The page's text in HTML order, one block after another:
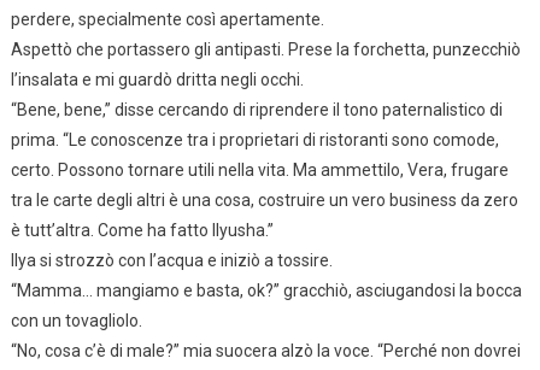
perdere, specialmente così apertamente.
Aspettò che portassero gli antipasti. Prese la forchetta, punzecchiò
l’insalata e mi guardò dritta negli occhi.
“Bene, bene,” disse cercando di riprendere il tono paternalistico di
prima. “Le conoscenze tra i proprietari di ristoranti sono comode,
certo. Possono tornare utili nella vita. Ma ammettilo, Vera, frugare
tra le carte degli altri è una cosa, costruire un vero business da zero
è tutt’altra. Come ha fatto Ilyusha.”
Ilya si strozzò con l’acqua e iniziò a tossire.
“Mamma… mangiamo e basta, ok?” gracchiò, asciugandosi la bocca
con un tovagliolo.
“No, cosa c’è di male?” mia suocera alzò la voce. “Perché non dovrei